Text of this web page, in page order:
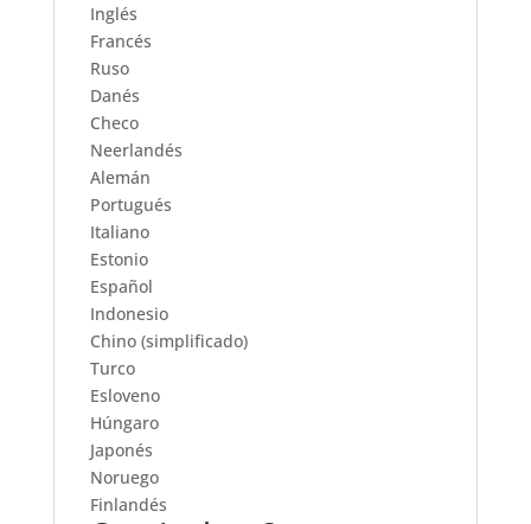
Inglés
Francés
Ruso
Danés
Checo
Neerlandés
Alemán
Portugués
Italiano
Estonio
Español
Indonesio
Chino (simplificado)
Turco
Esloveno
Húngaro
Japonés
Noruego
Finlandés